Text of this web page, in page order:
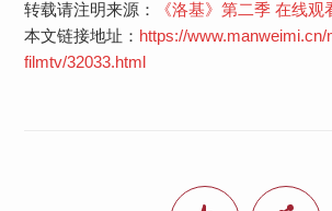
转载请注明来源：
《洛基》第二季 在线观
本文链接地址： https://www.manweimi.cn/
filmtv/32033.html